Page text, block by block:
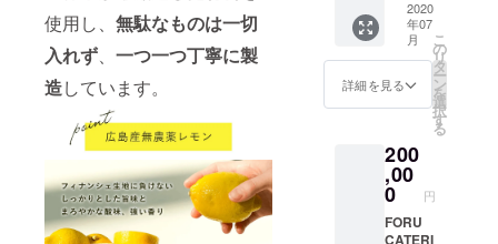
使用し、 無駄なものは一切
入れず、 一つ一つ丁寧に製
造しています。
チンを
お借り
して調
理をす
ること
料費等
がプラ
スでか
かるこ
とはご
内にお
届けし
ていま
す *デ
ザート
として
をお出
ししま
す *イ
メージ
として
模】 *ご
利用期
限は
2021年
3月まで
*ホーム
やイベ
ント、
懇親会
などの
お食事
2020
年07
月
詳細を見る
こ
の
リ
タ
ー
ン
を
選
択
す
る
200
,00
0 円
FORU